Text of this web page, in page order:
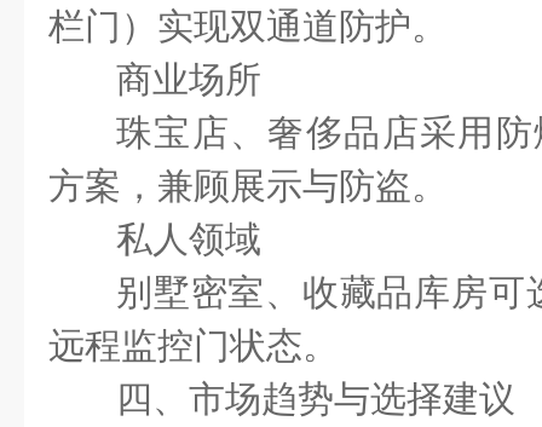
栏门）实现双通道防护。
商业场所
珠宝店、奢侈品店采用
方案，兼顾展示与防盗。
私人领域
别墅密室、收藏品库房可
远程监控门状态。
四、市场趋势与选择建议